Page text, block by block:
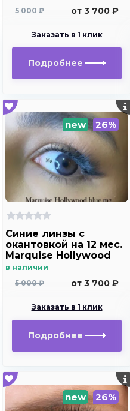
5 000 ₽
от 3 700 ₽
Заказать в 1 клик
Подробнее
new 26%
Синие линзы c
окантовкой на 12 мес.
Marquise Hollywood
blue m2
в наличии
5 000 ₽
от 3 700 ₽
Заказать в 1 клик
Подробнее
new 26%